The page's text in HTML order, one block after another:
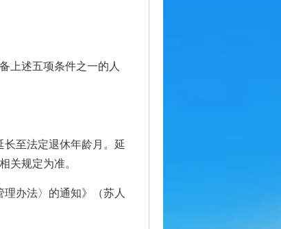
上述五项条件之一的人
长至法定退休年龄月。延
关规定为准。
办法〉的通知》（苏人